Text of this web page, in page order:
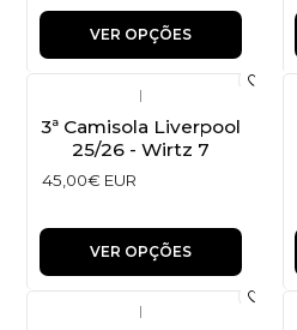
VER OPÇÕES
|
3ª Camisola Liverpool
25/26 - Wirtz 7
45,00€ EUR
VER OPÇÕES